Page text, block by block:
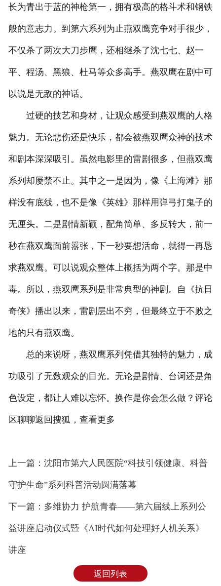
长为青出于蓝的神枪第一，拥有极高的格斗术和钢铁
般的意志力。到第六系列为止燕双鹰竞争对手很少，
不仅杀了两次大刀步鹰，还相继杀了沈七七、赵一
平、程汤、黑狼、杜马等众多高手。燕双鹰在剧中可
以说是无敌的神话。
过硬的技艺和身材，让观众感受到燕双鹰的人格
魅力。无论悲伤还是快乐，都会被燕双鹰众神的技术
和剧本深深吸引。虽然电影里的雷剧很多，但燕双鹰
系列却屡禁不止。其中之一是因为，像《上海滩》那
样没有底线，也不是像《英雄》那样用弹弓打鬼子的
无厘头。二是剧情新颖，配角简单、多反转大，前一
秒在燕双鹰面前嚣张，下一秒要想活命，就得一再恳
求燕双鹰。可以说观众整体上概括为两个字。那是中
毒。所以，燕双鹰系列是非常典型的神剧。自《抗日
奇侠》播出以来，雷剧层出不穷，但最终立于不败之
地的只有燕双鹰。
总的来说呀，燕双鹰系列凭借其独特的魅力，成
功吸引了无数观众的目光。无论是剧情、台词还是角
色设定，都让人难以忘怀。换作是你会怎么做？评论
区聊聊返回搜狐，查看更多
上一篇：沈阳市第六人民医院“科技引领健康、科普
守护生命”系列科普活动圆满落幕
下一篇：多维协力 护航青春——第六届线上系列公
益讲座启动仪式暨《AI时代如何处理好人机关系》
讲座
返回列表